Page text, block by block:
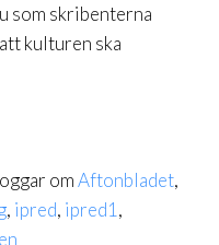
som skribenterna
kulturen ska
omAftonbladet,
, ipred, ipred1 ,